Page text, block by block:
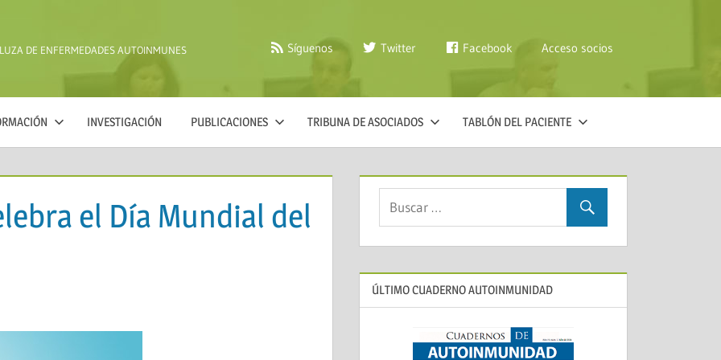
DE ENFERMEDADES AUTOINMUNES Síguenos Twitter Facebook Acceso socios
INVESTIGACIÓN PUBLICACIONES TRIBUNA DE ASOCIADOS TABLÓN DEL PACIENTE
el Día Mundial del
ÚLTIMO CUADERNO AUTOINMUNIDAD